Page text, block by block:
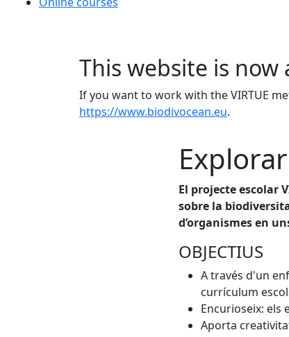
This website is now
If you want to work with the VIRTUE
https://www.biodivocean.eu.
El projecte escolar
sobre la
d’organismes en
OBJECTIUS
A través d'un
currículum
Encurioseix:
Aporta